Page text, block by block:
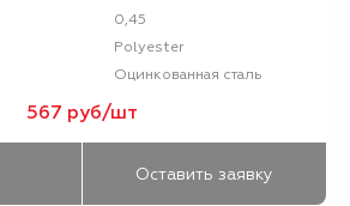
0,45
Polyester
Оцинкованная сталь
567 руб/шт
Оставить заявку